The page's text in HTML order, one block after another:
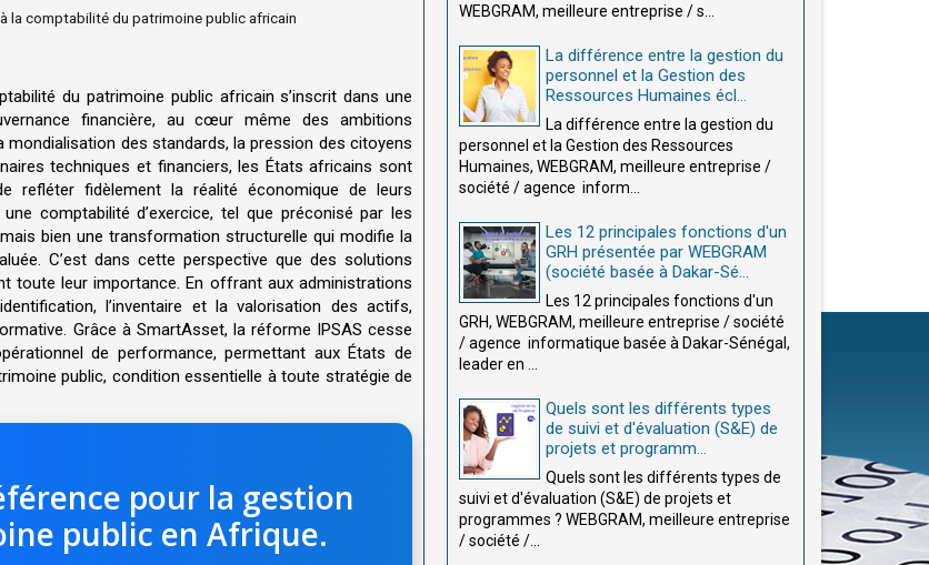
la comptabilité du patrimoine public africain
du patrimoine public africain s’inscrit dans une
financière, au cœur même des ambitions
mondialisation des standards, la pression des citoyens
techniques et financiers, les États africains sont
refléter fidèlement la réalité économique de leurs
comptabilité d’exercice, tel que préconisé par les
bien une transformation structurelle qui modifie la
C’est dans cette perspective que des solutions
toute leur importance. En offrant aux administrations
l’inventaire et la valorisation des actifs,
Grâce à SmartAsset, la réforme IPSAS cesse
de performance, permettant aux États de
public, condition essentielle à toute stratégie de
pour la gestion
public en Afrique.
WEBGRAM, meilleure entreprise / s...
La différence entre la gestion du
personnel et la Gestion des
Ressources Humaines écl...
La différence entre la gestion du
personnel et la Gestion des Ressources
Humaines, WEBGRAM, meilleure entreprise /
société / agence inform...
Les 12 principales fonctions d'un
GRH présentée par WEBGRAM
(société basée à Dakar-Sé...
Les 12 principales fonctions d'un
GRH, WEBGRAM, meilleure entreprise / société
/ agence informatique basée à Dakar-Sénégal,
leader en ...
Quels sont les différents types
de suivi et d'évaluation (S&E) de
projets et programm...
Quels sont les différents types de
suivi et d'évaluation (S&E) de projets et
programmes ? WEBGRAM, meilleure entreprise
/ société /...